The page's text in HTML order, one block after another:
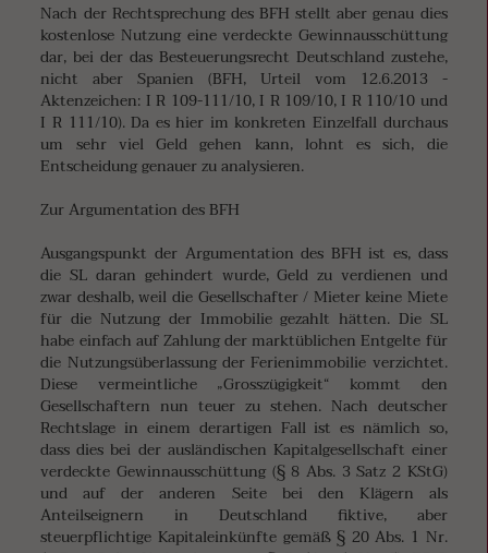
Nach der Rechtsprechung des BFH stellt aber genau dies
kostenlose Nutzung eine verdeckte Gewinnausschüttung
dar, bei der das Besteuerungsrecht Deutschland zustehe,
nicht aber Spanien (BFH, Urteil vom 12.6.2013 -
Aktenzeichen: I R 109-111/10, I R 109/10, I R 110/10 und
I R 111/10). Da es hier im konkreten Einzelfall durchaus
um sehr viel Geld gehen kann, lohnt es sich, die
Entscheidung genauer zu analysieren.
Zur Argumentation des BFH
Ausgangspunkt der Argumentation des BFH ist es, dass
die SL daran gehindert wurde, Geld zu verdienen und
zwar deshalb, weil die Gesellschafter / Mieter keine Miete
für die Nutzung der Immobilie gezahlt hätten. Die SL
habe einfach auf Zahlung der marktüblichen Entgelte für
die Nutzungsüberlassung der Ferienimmobilie verzichtet.
Diese vermeintliche „Grosszügigkeit“ kommt den
Gesellschaftern nun teuer zu stehen. Nach deutscher
Rechtslage in einem derartigen Fall ist es nämlich so,
dass dies bei der ausländischen Kapitalgesellschaft einer
verdeckte Gewinnausschüttung (§ 8 Abs. 3 Satz 2 KStG)
und auf der anderen Seite bei den Klägern als
Anteilseignern in Deutschland fiktive, aber
steuerpflichtige Kapitaleinkünfte gemäß § 20 Abs. 1 Nr.